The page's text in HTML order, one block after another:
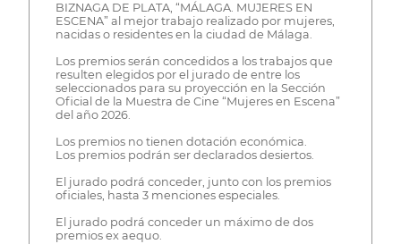
BIZNAGA DE PLATA, “MÁLAGA. MUJERES EN
ESCENA” al mejor trabajo realizado por mujeres,
nacidas o residentes en la ciudad de Málaga.
Los premios serán concedidos a los trabajos que
resulten elegidos por el jurado de entre los
seleccionados para su proyección en la Sección
Oficial de la Muestra de Cine “Mujeres en Escena”
del año 2026.
Los premios no tienen dotación económica.
Los premios podrán ser declarados desiertos.
El jurado podrá conceder, junto con los premios
oficiales, hasta 3 menciones especiales.
El jurado podrá conceder un máximo de dos
premios ex aequo.